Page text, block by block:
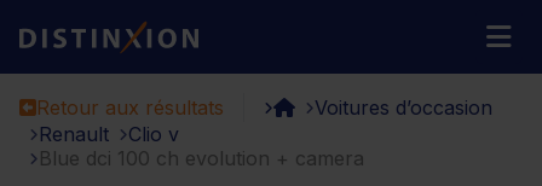
Distinxion
Retour aux résultats
Voitures d’occasion
Renault
Clio v
Blue dci 100 ch evolution + camera